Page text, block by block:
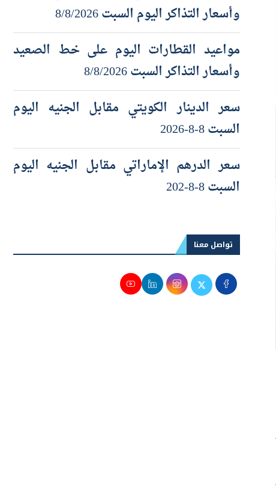
مواعيد القطارات من الاسكندرية إلى القاهرة
وأسعار التذاكر اليوم السبت 8/8/2026
مواعيد القطارات اليوم على خط الصعيد
وأسعار التذاكر السبت 8/8/2026
سعر الدينار الكويتي مقابل الجنيه اليوم
السبت 8-8-2026
سعر الدرهم الإماراتي مقابل الجنيه اليوم